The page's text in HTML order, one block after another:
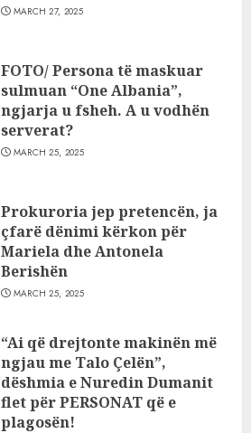
MARCH 27, 2025
FOTO/ Persona të maskuar
sulmuan “One Albania”,
ngjarja u fsheh. A u vodhën
serverat?
MARCH 25, 2025
Prokuroria jep pretencën, ja
çfarë dënimi kërkon për
Mariela dhe Antonela
Berishën
MARCH 25, 2025
“Ai që drejtonte makinën më
ngjau me Talo Çelën”,
dëshmia e Nuredin Dumanit
flet për PERSONAT që e
plagosën!